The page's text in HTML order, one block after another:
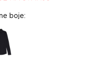
boje: